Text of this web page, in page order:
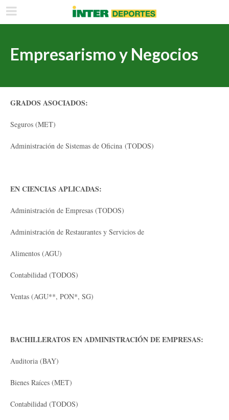
Empresarismo y Negocios
GRADOS ASOCIADOS:
Seguros (MET)
Administración de Sistemas de Oficina (TODOS)
EN CIENCIAS APLICADAS:
Administración de Empresas (TODOS)
Administración de Restaurantes y Servicios de
Alimentos (AGU)
Contabilidad (TODOS)
Ventas (AGU**, PON*, SG)
BACHILLERATOS EN ADMINISTRACIÓN DE EMPRESAS:
Auditoria (BAY)
Bienes Raíces (MET)
Contabilidad (TODOS)